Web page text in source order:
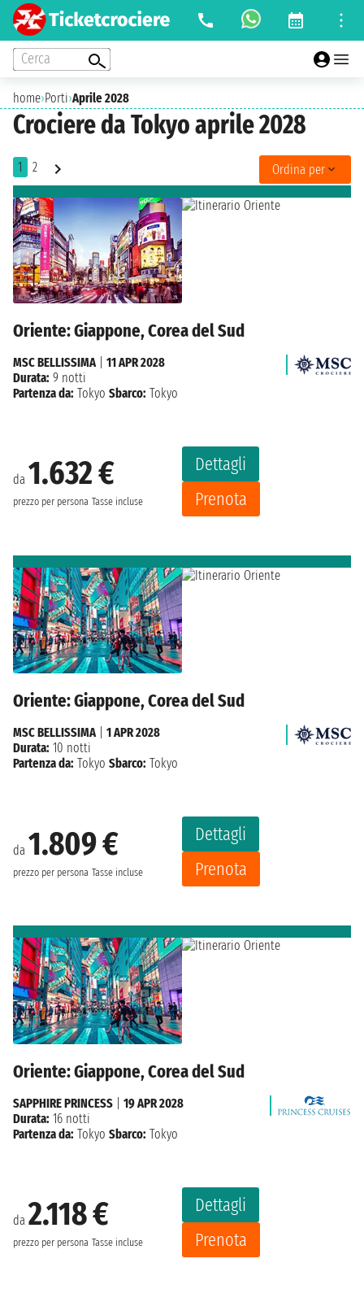
Cerca
home›Porti›Aprile 2028
Crociere da Tokyo aprile 2028
1 2 Ordina per
Oriente: Giappone, Corea del Sud
da 1.632 €
prezzo per persona Tasse incluse
Dettagli
Prenota
MSC BELLISSIMA
11 APR 2028
Durata: 9 notti
Partenza da: Tokyo Sbarco: Tokyo
Oriente: Giappone, Corea del Sud
da 1.809 €
prezzo per persona Tasse incluse
Dettagli
Prenota
MSC BELLISSIMA| 1 APR 2028
Durata: 10 notti
Partenza da: Tokyo Sbarco: Tokyo
Oriente: Giappone, Corea del Sud
da 2.118 €
prezzo per persona Tasse incluse
Dettagli
Prenota
SAPPHIRE PRINCESS
19 APR 2028
Durata: 16 notti
Partenza da: Tokyo Sbarco: Tokyo